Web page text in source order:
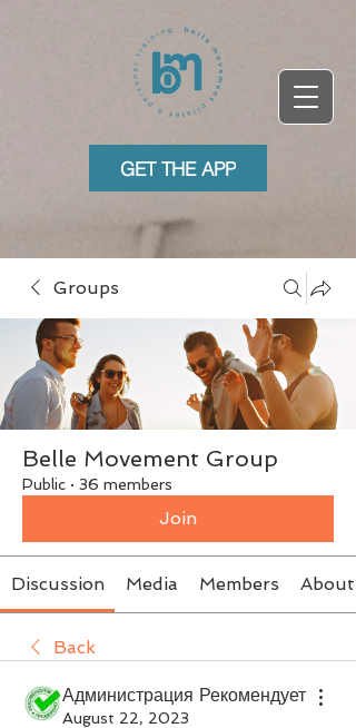
GET THE APP
Groups
Belle Movement Group
Public · 36 members
Join
Discussion Media Members About
Back
Администрация Рекомендует
August 22, 2023